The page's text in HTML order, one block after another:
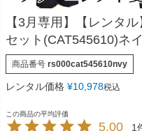
【3月専用】【レンタ
セット(CAT545610)ネ
商品番号 rs000cat545610nvy
レンタル価格 ¥10,978税込
5.00 1